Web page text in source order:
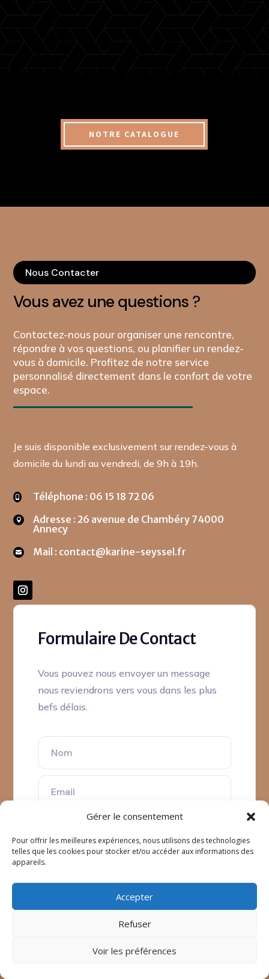
Gérer le consentement
Pour offrir les meilleures expériences, nous utilisons des technologies
telles que les cookies pour stocker et/ou accéder aux informations des
appareils.
Accepter
Refuser
Voir les préférences
NOTRE CATALOGUE
Nous Contacter
Vous avez une questions ?
Contactez-nous pour organiser une rencontre,
répondre à vos questions, ou planifier un rendez-
vous à domicile. Profitez de notre service
personnalisé directement dans le confort de votre
espace.
Je suis disponible exclusivement sur rendez-vous à
domicile du lundi au vendredi, de 9h à 19h.
 Téléphone : 06 15 18 72 06

Adresse : 26 avenue de Chambéry 74000
Annecy
 Mail : contact@karine-seyssel.fr
Formulaire De Contact
Vous pouvez nous envoyer un message
nous reviendrons vers vous dans les plus
befs délais.